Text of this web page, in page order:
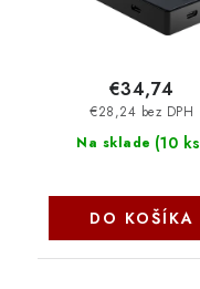
Na sklade (10 ks
€28,24 bez DPH
€34,74
DO KOŠÍKA